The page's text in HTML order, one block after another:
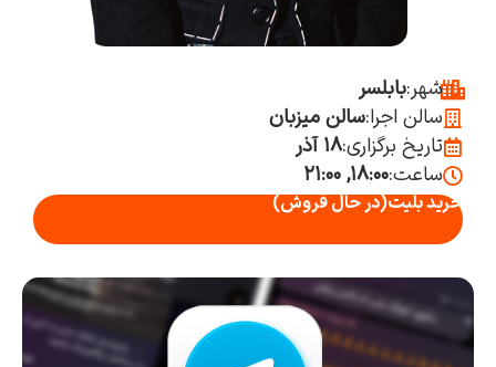
شهر:بابلسر
سالن اجرا:سالن میزبان
تاریخ برگزاری:۱۸ آذر
ساعت:۱۸:۰۰, ۲۱:۰۰
خرید بلیت(در حال فروش)